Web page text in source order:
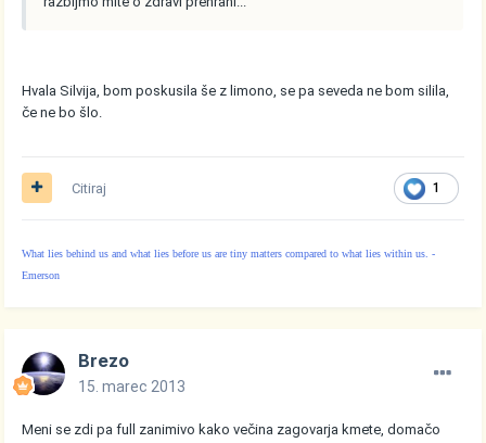
Hvala Silvija, bom poskusila še z limono, se pa seveda ne bom silila,
če ne bo šlo.
1
Citiraj
What lies behind us and what lies before us are tiny matters compared to what lies within us. -
Emerson
Brezo
15. marec 2013
Meni se zdi pa full zanimivo kako večina zagovarja kmete, domačo